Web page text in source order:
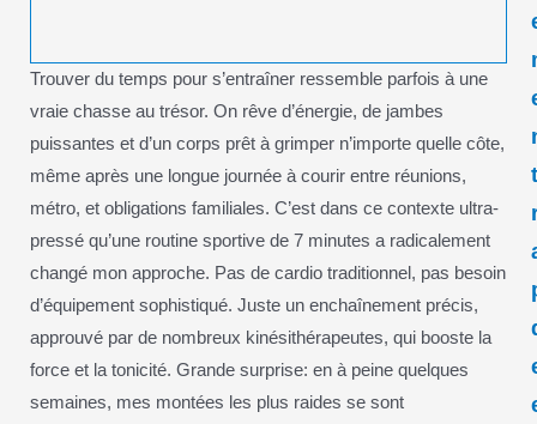
Trouver du temps pour s’entraîner ressemble parfois à une
vraie chasse au trésor. On rêve d’énergie, de jambes
puissantes et d’un corps prêt à grimper n’importe quelle côte,
même après une longue journée à courir entre réunions,
métro, et obligations familiales. C’est dans ce contexte ultra-
pressé qu’une routine sportive de 7 minutes a radicalement
changé mon approche. Pas de cardio traditionnel, pas besoin
d’équipement sophistiqué. Juste un enchaînement précis,
approuvé par de nombreux kinésithérapeutes, qui booste la
force et la tonicité. Grande surprise: en à peine quelques
semaines, mes montées les plus raides se sont